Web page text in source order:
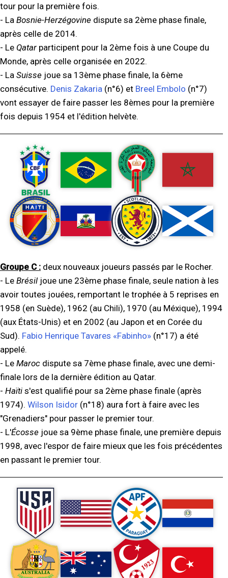
tour pour la première fois.
- La Bosnie-Herzégovine dispute sa 2ème phase finale,
après celle de 2014.
- Le Qatar participent pour la 2ème fois à une Coupe du
Monde, après celle organisée en 2022.
- La Suisse joue sa 13ème phase finale, la 6ème
consécutive. Denis Zakaria (n°6) et Breel Embolo (n°7)
vont essayer de faire passer les 8èmes pour la première
fois depuis 1954 et l'édition helvète.
Groupe C : deux nouveaux joueurs passés par le Rocher.
- Le Brésil joue une 23ème phase finale, seule nation à les
avoir toutes jouées, remportant le trophée à 5 reprises en
1958 (en Suède), 1962 (au Chili), 1970 (au Méxique), 1994
(aux États-Unis) et en 2002 (au Japon et en Corée du
Sud). Fabio Henrique Tavares «Fabinho» (n°17) a été
appelé.
- Le Maroc dispute sa 7ème phase finale, avec une demi-
finale lors de la dernière édition au Qatar.
- Haïti s'est qualifié pour sa 2ème phase finale (après
1974). Wilson Isidor (n°18) aura fort à faire avec les
"Grenadiers" pour passer le premier tour.
- L'Écosse joue sa 9ème phase finale, une première depuis
1998, avec l'espor de faire mieux que les fois précédentes
en passant le premier tour.